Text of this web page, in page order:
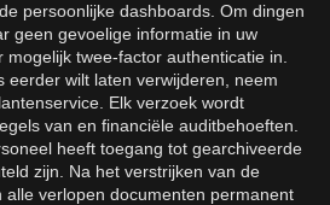
persoonlijke dashboards. Om dingen
geen gevoelige informatie in uw
twee-factor authenticatie in.
eerder wilt laten verwijderen, neem
Elk verzoek wordt
van en financiële auditbehoeften.
heeft toegang tot gearchiveerde
zijn. Na het verstrijken van de
alle verlopen documenten permanent